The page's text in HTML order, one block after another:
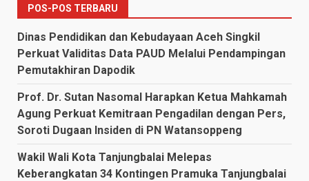
POS-POS TERBARU
Dinas Pendidikan dan Kebudayaan Aceh Singkil
Perkuat Validitas Data PAUD Melalui Pendampingan
Pemutakhiran Dapodik
Prof. Dr. Sutan Nasomal Harapkan Ketua Mahkamah
Agung Perkuat Kemitraan Pengadilan dengan Pers,
Soroti Dugaan Insiden di PN Watansoppeng
Wakil Wali Kota Tanjungbalai Melepas
Keberangkatan 34 Kontingen Pramuka Tanjungbalai